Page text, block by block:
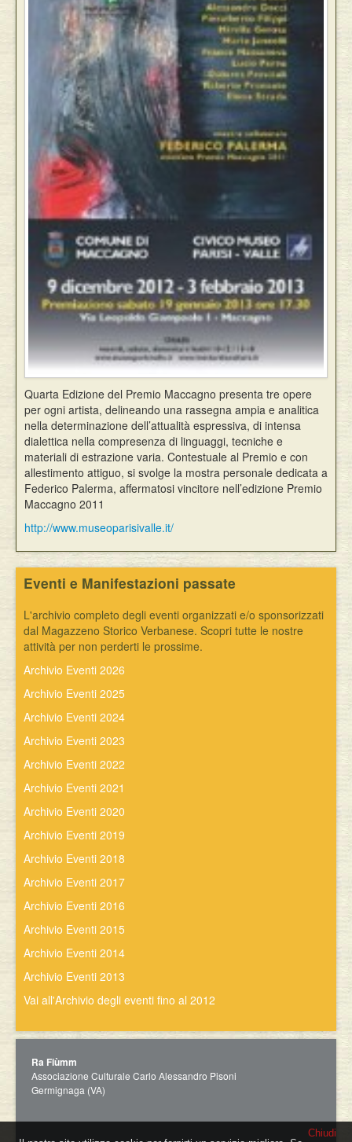
Quarta Edizione del Premio Maccagno presenta tre opere
per ogni artista, delineando una rassegna ampia e analitica
nella determinazione dell’attualità espressiva, di intensa
dialettica nella compresenza di linguaggi, tecniche e
materiali di estrazione varia. Contestuale al Premio e con
allestimento attiguo, si svolge la mostra personale dedicata a
Federico Palerma, affermatosi vincitore nell’edizione Premio
Maccagno 2011
http://www.museoparisivalle.it/
Eventi e Manifestazioni passate
L'archivio completo degli eventi organizzati e/o sponsorizzati
dal Magazzeno Storico Verbanese. Scopri tutte le nostre
attività per non perderti le prossime.
Archivio Eventi 2026
Archivio Eventi 2025
Archivio Eventi 2024
Archivio Eventi 2023
Archivio Eventi 2022
Archivio Eventi 2021
Archivio Eventi 2020
Archivio Eventi 2019
Archivio Eventi 2018
Archivio Eventi 2017
Archivio Eventi 2016
Archivio Eventi 2015
Archivio Eventi 2014
Archivio Eventi 2013
Vai all'Archivio degli eventi fino al 2012
Ra Fiùmm
Associazione Culturale Carlo Alessandro Pisoni
Germignaga (VA)
Chiudi